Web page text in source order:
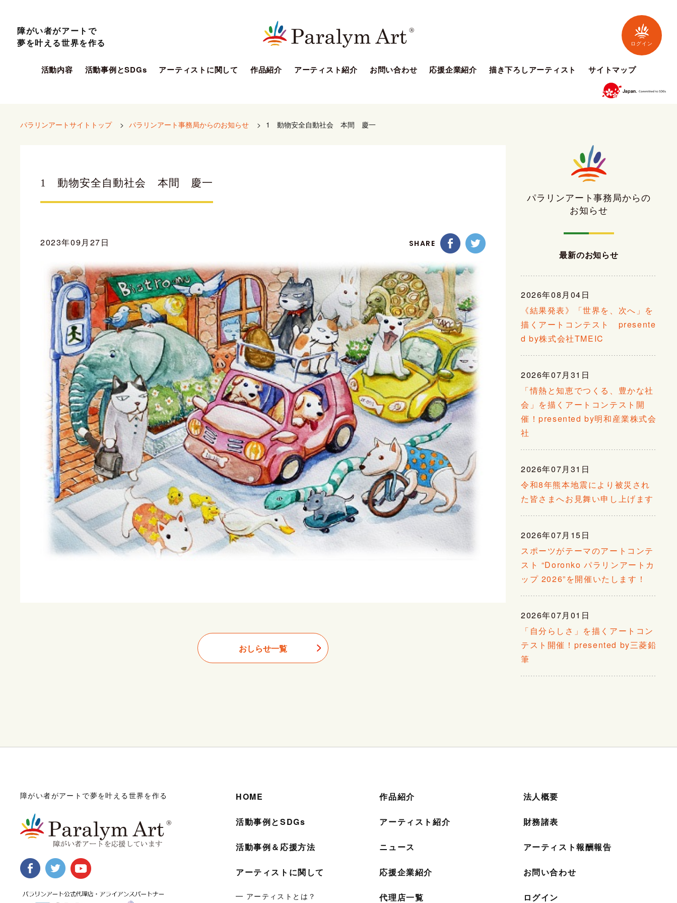
活動内容 活動事例とSDGs アーティストに関して 作品紹介 アーティスト紹介 お問い合わせ 応援企業紹介 描き下ろしアーティスト サイトマップ
障がい者がアートで
夢を叶える世界を作る
ログイン
パラリンアートサイトトップ > パラリンアート事務局からのお知らせ > 1 動物安全自動社会 本間 慶一
1 動物安全自動社会 本間 慶一
2023年09月27日 SHARE
おしらせ一覧
パラリンアート事務局からの
お知らせ
最新のお知らせ
2026年08月04日
《結果発表》「世界を、次へ」を
描くアートコンテスト presente
d by株式会社TMEIC
2026年07月31日
「情熱と知恵でつくる、豊かな社
会」を描くアートコンテスト開
催！presented by明和産業株式会
社
2026年07月31日
令和8年熊本地震により被災され
た皆さまへお見舞い申し上げます
2026年07月15日
スポーツがテーマのアートコンテ
スト “Doronko パラリンアートカ
ップ 2026”を開催いたします！
2026年07月01日
「自分らしさ」を描くアートコン
テスト開催！presented by三菱鉛
筆
障がい者がアートで夢を叶える世界を作る HOME
活動事例とSDGs
活動事例＆応援方法
アーティストに関して
━ アーティストとは？
作品紹介
アーティスト紹介
ニュース
応援企業紹介
代理店一覧
法人概要
財務諸表
アーティスト報酬報告
お問い合わせ
ログイン